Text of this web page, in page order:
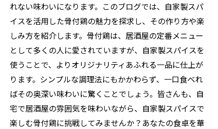
れない味わいになります。このブログでは、自家製スパ
イスを活用した骨付鶏の魅力を探求し、その作り方や楽
しみ方を紹介します。骨付鶏は、居酒屋の定番メニュー
として多くの人に愛されていますが、自家製スパイスを
使うことで、よりオリジナリティあふれる一品に仕上が
ります。シンプルな調理法にもかかわらず、一口食べれ
ばその奥深い味わいに驚くことでしょう。皆さんも、自
宅で居酒屋の雰囲気を味わいながら、自家製スパイスで
楽しむ骨付鶏に挑戦してみませんか？あなたの食卓を華